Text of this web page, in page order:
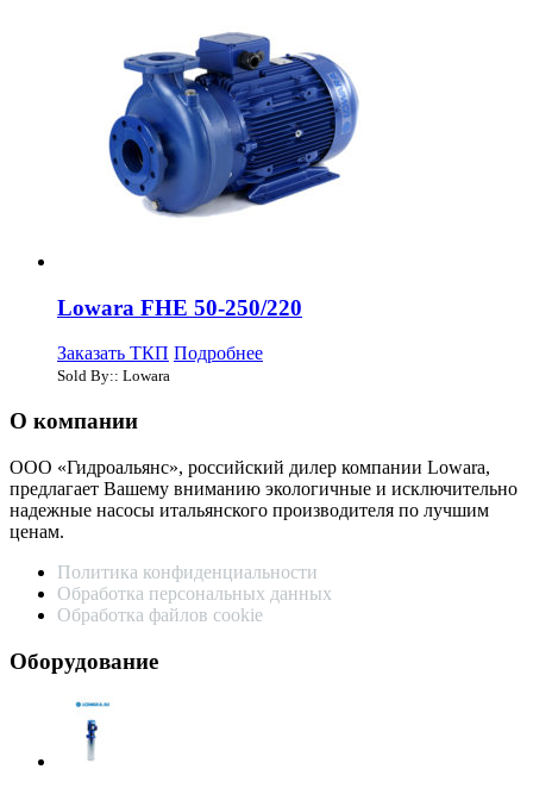
Lowara FHE 50-250/220
Заказать ТКП Подробнее
Sold By:: Lowara
О компании
ООО «Гидроальянс», российский дилер компании Lowara,
предлагает Вашему вниманию экологичные и исключительно
надежные насосы итальянского производителя по лучшим
ценам.
Политика конфиденциальности
Обработка персональных данных
Обработка файлов cookie
Оборудование